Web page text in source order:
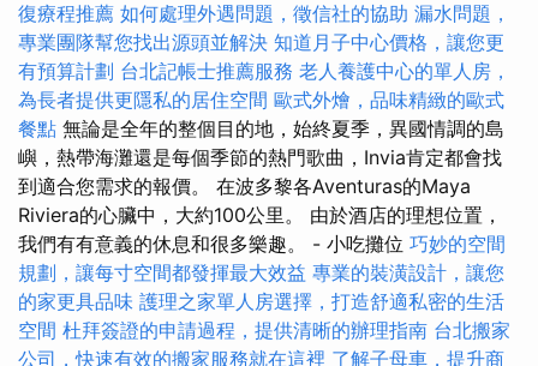
復療程推薦 如何處理外遇問題，徵信社的協助 漏水問題，
專業團隊幫您找出源頭並解決 知道月子中心價格，讓您更
有預算計劃 台北記帳士推薦服務 老人養護中心的單人房，
為長者提供更隱私的居住空間 歐式外燴，品味精緻的歐式
餐點 無論是全年的整個目的地，始終夏季，異國情調的島
嶼，熱帶海灘還是每個季節的熱門歌曲，Invia肯定都會找
到適合您需求的報價。 在波多黎各Aventuras的Maya
Riviera的心臟中，大約100公里。 由於酒店的理想位置，
我們有有意義的休息和很多樂趣。 - 小吃攤位 巧妙的空間
規劃，讓每寸空間都發揮最大效益 專業的裝潢設計，讓您
的家更具品味 護理之家單人房選擇，打造舒適私密的生活
空間 杜拜簽證的申請過程，提供清晰的辦理指南 台北搬家
公司，快速有效的搬家服務就在這裡 了解子母車，提升商